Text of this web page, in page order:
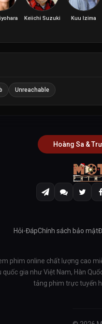
Keiichi Suzuki Kuu Izima
Unreachable
Hoàng Sa &
Hỏi-ĐápChính sách bảo mật
phim online chất lượng cao
gia như Việt Nam, Hàn
tảng phim trực tuyến